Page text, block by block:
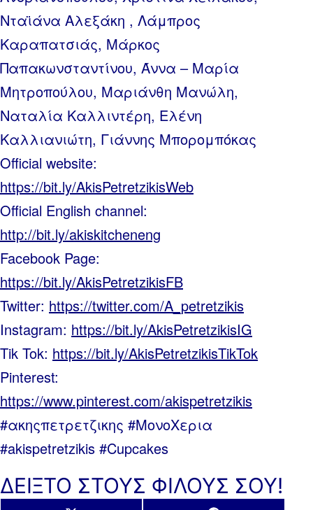
Νταϊάνα Αλεξάκη , Λάμπρος
Καραπατσιάς, Μάρκος
Παπακωνσταντίνου, Άννα – Μαρία
Μητροπούλου, Μαριάνθη Μανώλη,
Ναταλία Καλλιντέρη, Ελένη
Καλλιανιώτη, Γιάννης Μπορομπόκας
Official website:
https://bit.ly/AkisPetretzikisWeb
Official English channel:
http://bit.ly/akiskitcheneng
Facebook Page:
https://bit.ly/AkisPetretzikisFB
Twitter: https://twitter.com/A_petretzikis
Instagram: https://bit.ly/AkisPetretzikisIG
Tik Tok: https://bit.ly/AkisPetretzikisTikTok
Pinterest:
https://www.pinterest.com/akispetretzikis
#ακηςπετρετζικης #ΜονοΧερια
#akispetretzikis #Cupcakes
ΔΕΙΞΤΟ ΣΤΟΥΣ ΦΙΛΟΥΣ ΣΟΥ!